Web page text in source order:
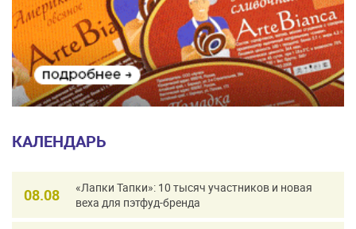
КАЛЕНДАРЬ
08.08
«Лапки Тапки»: 10 тысяч участников и новая
веха для пэтфуд-бренда